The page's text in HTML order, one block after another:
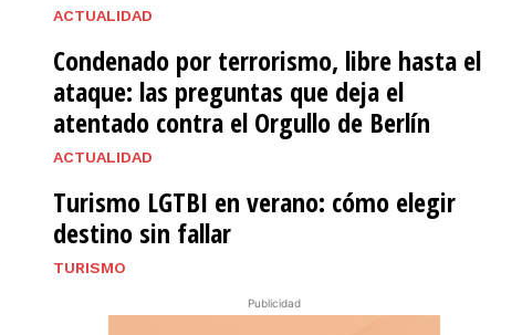
ACTUALIDAD
Condenado por terrorismo, libre hasta el
ataque: las preguntas que deja el
atentado contra el Orgullo de Berlín
ACTUALIDAD
Turismo LGTBI en verano: cómo elegir
destino sin fallar
TURISMO
Publicidad